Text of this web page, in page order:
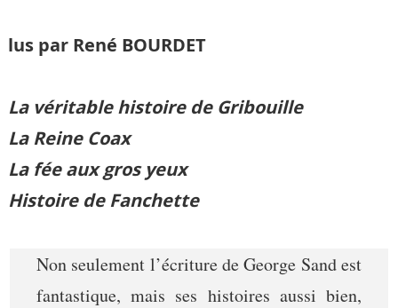
lus par René BOURDET
La véritable histoire de Gribouille
La Reine Coax
La fée aux gros yeux
Histoire de Fanchette
Non seulement l’écriture de George Sand est
fantastique, mais ses histoires aussi bien,